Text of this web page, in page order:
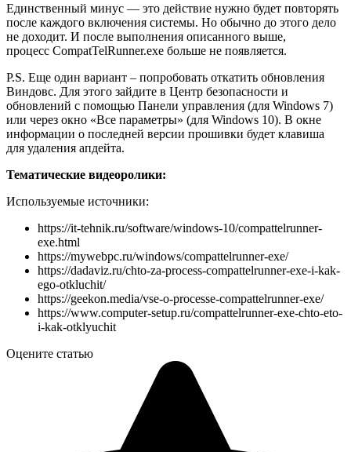
Единственный минус — это действие нужно будет повторять
после каждого включения системы. Но обычно до этого дело
не доходит. И после выполнения описанного выше,
процесс CompatTelRunner.exe больше не появляется.
P.S. Еще один вариант – попробовать откатить обновления
Виндовс. Для этого зайдите в Центр безопасности и
обновлений с помощью Панели управления (для Windows 7)
или через окно «Все параметры» (для Windows 10). В окне
информации о последней версии прошивки будет клавиша
для удаления апдейта.
Тематические видеоролики:
Используемые источники:
https://it-tehnik.ru/software/windows-10/compattelrunner-
exe.html
https://mywebpc.ru/windows/compattelrunner-exe/
https://dadaviz.ru/chto-za-process-compattelrunner-exe-i-kak-
ego-otkluchit/
https://geekon.media/vse-o-processe-compattelrunner-exe/
https://www.computer-setup.ru/compattelrunner-exe-chto-eto-
i-kak-otklyuchit
Оцените статью